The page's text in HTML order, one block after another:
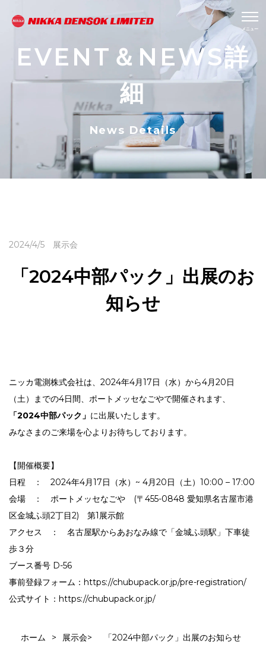
EVENT＆NEWS詳
細
News Details
2024/4/5 展示会
「2024中部パック」出展のお
知らせ
ニッカ電測株式会社は、2024年4月17日（水）から4月20日
（土）までの4日間、ポートメッセなごやで開催されます、
「2024中部パック」 に出展いたします。
みなさまのご来場を心よりお待ちしております。
【開催概要】
日程 ： 2024年4月17日（水）~ 4月20日（土）10:00 – 17:00
会場 ： ポートメッセなごや (〒455-0848 愛知県名古屋市港
区金城ふ頭2丁目2) 第1展示館
アクセス ： 名古屋駅からあおなみ線で「金城ふ頭駅」下車徒
歩３分
ブース番号 D-56
事前登録フォーム： https://chubupack.or.jp/pre-registration/
公式サイト： https://chubupack.or.jp/
ホーム > 展示会> 「2024中部パック」出展のお知らせ